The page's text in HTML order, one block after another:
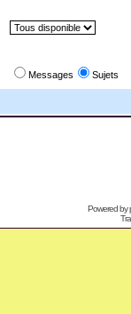
Messages Sujets
Powered by